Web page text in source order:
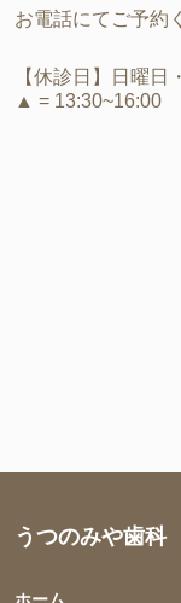
お電話にてご予約
【休診日】日曜日
▲ = 13:30~16:00
うつのみや歯科
ホーム